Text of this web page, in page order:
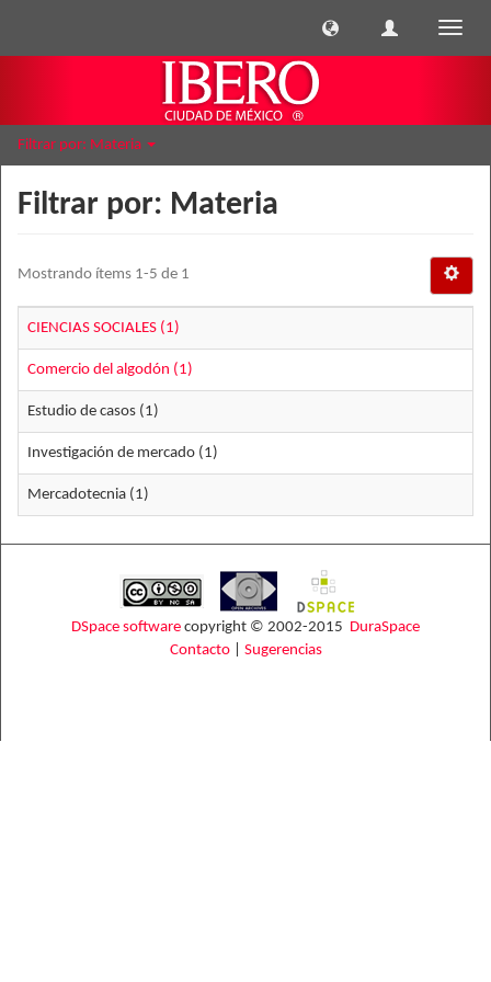
Filtrar por: Materia
Filtrar por: Materia
Mostrando ítems 1-5 de 1
CIENCIAS SOCIALES (1)
Comercio del algodón (1)
Estudio de casos (1)
Investigación de mercado (1)
Mercadotecnia (1)
DSpace software copyright © 2002-2015 DuraSpace
Contacto| Sugerencias